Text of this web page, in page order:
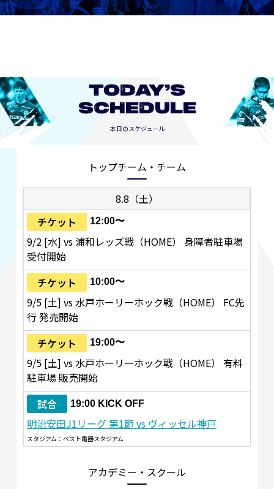
TODAY’S
SCHEDULE
本日のスケジュール
トップチーム・チーム
8.8（土）
チケット
12:00〜
9/2 [水] vs 浦和レッズ戦（HOME） 身障者駐車場
受付開始
チケット
10:00〜
9/5 [土] vs 水戸ホーリーホック戦（HOME） FC先
行 発売開始
チケット
19:00〜
9/5 [土] vs 水戸ホーリーホック戦（HOME） 有料
駐車場 販売開始
試合
19:00 KICK OFF
明治安田J1リーグ 第1節 vs ヴィッセル神戸
スタジアム：ベスト電器スタジアム
アカデミー・スクール